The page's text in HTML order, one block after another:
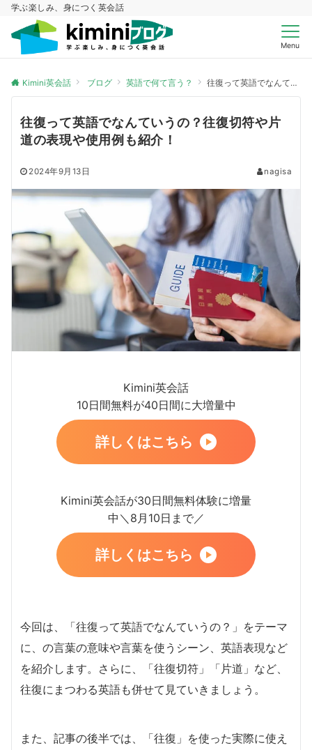
学ぶ楽しみ、身につく英会話
Menu
Kimini英会話 ブログ 英語で何て言う？ 往復って英語でなんていうの？往復切符や片道の表現や使用例も紹介！
往復って英語でなんていうの？往復切符や片
道の表現や使用例も紹介！
2024年9月13日 nagisa
Kimini英会話
10日間無料が40日間に大増量中
詳しくはこちら
Kimini英会話が30日間無料体験に増量
中＼8月10日まで／
詳しくはこちら
今回は、「往復って英語でなんていうの？」をテーマ
に、の言葉の意味や言葉を使うシーン、英語表現など
を紹介します。さらに、「往復切符」「片道」など、
往復にまつわる英語も併せて見ていきましょう。
また、記事の後半では、「往復」を使った実際に使え